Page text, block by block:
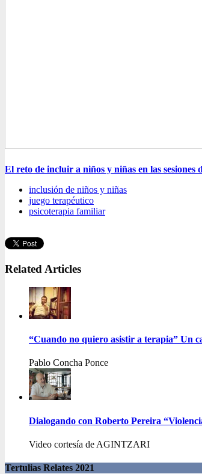
El reto de incluir a niños y niñas en las sesiones
inclusión de niños y niñas
juego terapéutico
psicoterapia familiar
Related Articles
“Cuando no quiero asistir a terapia” Un
Pablo Concha Ponce
Dialogando con Roberto Pereira
Video cortesía de AGINTZARI
Tertulias Relates 2021